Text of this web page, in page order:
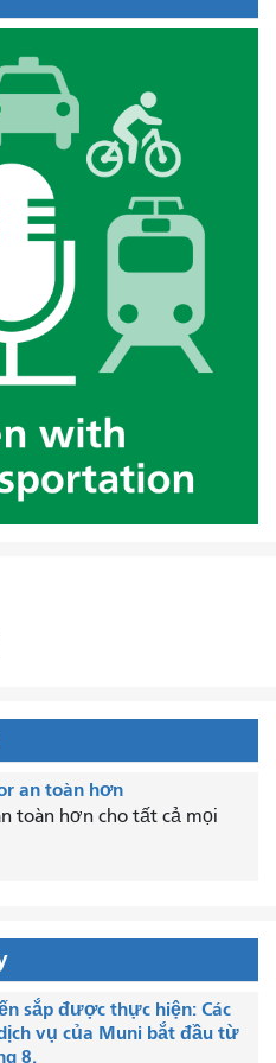
an toàn hơn
toàn hơn cho tất cả mọi
sắp được thực hiện: Các
vụ của Muni bắt đầu từ
8.